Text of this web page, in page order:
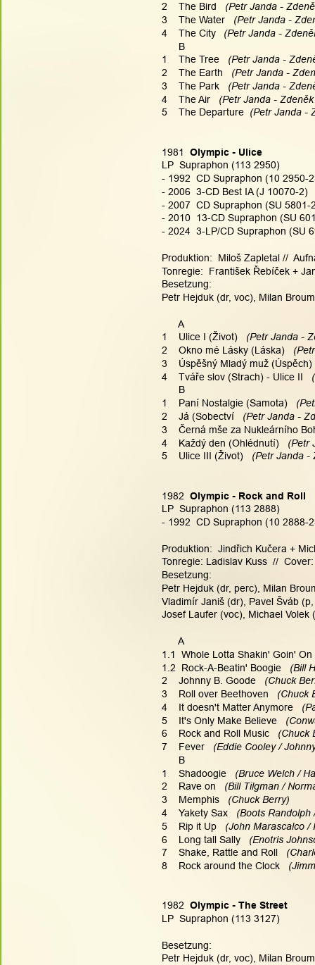
2    The Bird
(Petr Janda -
3    The Water
(Petr Janda -
4    The City
(Petr Janda -
      B
1    The Tree
(Petr Janda -
2    The Earth
(Petr Janda -
3    The Park
(Petr Janda -
4    The Air
(Petr Janda - Zdeněk
5    The Departure
(Petr Janda -
1981 Olympic - Ulice
LP  Supraphon (113 2950)
- 1992  CD Supraphon (10 2950-
- 2006  3-CD Best IA (J 10070-2)
- 2007  CD Supraphon (SU 5801-
- 2010  13-CD Supraphon (SU
- 2024  3-LP/CD Supraphon (SU
Produktion:  Miloš Zapletal //
Tonregie:  František Řebíček +
Besetzung:
Petr Hejduk (dr, voc), Milan
      A
1    Ulice I (Život)
(Petr Janda -
2    Okno mé Lásky (Láska)
3    Úspěšný Mladý muž (Úspěch)
4    Tváře slov (Strach) - Ulice II
      B
1    Paní Nostalgie (Samota)
2    Já (Sobectví
(Petr Janda -
3    Černá mše za Nukleárního
4    Každý den (Ohlédnutí)
(Petr
5    Ulice III (Život)
(Petr Janda -
1982 Olympic - Rock and Roll
LP  Supraphon (113 2888)
- 1992  CD Supraphon (10 2888-
Produktion:  Jindřich Kučera +
Tonregie: Ladislav Kuss  //
Besetzung:
Petr Hejduk (dr, perc), Milan
Vladimír Janiš (dr), Pavel Šváb
Josef Laufer (voc), Michael Volek
      A
1.1  Whole Lotta Shakin' Goin' On
1.2  Rock-A-Beatin' Boogie
(Bill
2    Johnny B. Goode (Chuck
3    Roll over Beethoven (Chuck
4    It doesn't Matter Anymore
5    It's Only Make Believe
6    Rock and Roll Music (Chuck
7    Fever
(Eddie Cooley /
      B
1    Shadoogie
(Bruce Welch /
2    Rave on
(Bill Tilgman /
3    Memphis (Chuck Berry)
4    Yakety Sax
(Boots Randolph
5    Rip it Up (John Marascalco /
6    Long tall Sally (Enotris
7    Shake, Rattle and Roll
8    Rock around the Clock
1982 Olympic - The Street
LP  Supraphon (113 3127)
Besetzung:
Petr Hejduk (dr, voc), Milan